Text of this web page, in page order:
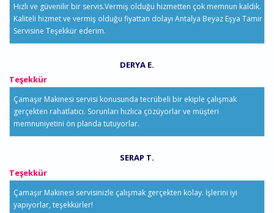
Hızlı ve güvenilir bir servis.Vermiş olduğu hizmetten çok memnun kaldık.
Kaliteli hizmet ve vermiş olduğu fiyattan dolayı Antalya Beyaz Eşya Tamir
Servisine Teşekkür ederim.
DERYA E.
Teşekkür
Çamaşır Makinesi servisi konusunda tecrübeli bir ekiple çalışmak
gerçekten rahatlatıcı. Sorunları hızlıca çözüyorlar ve müşteri
memnuniyetini ön planda tutuyorlar.
SERAP T.
Teşekkür
Çamaşır Makinesi servisinizle çalışmak gerçekten kolay. İşlerini iyi
yapıyorlar, teşekkürler!